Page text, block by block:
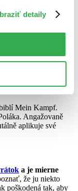
detaily
Mein Kampf.
Angažovaně
aplikuje své
a je mierne
že ju niekto
poškodená tak, aby